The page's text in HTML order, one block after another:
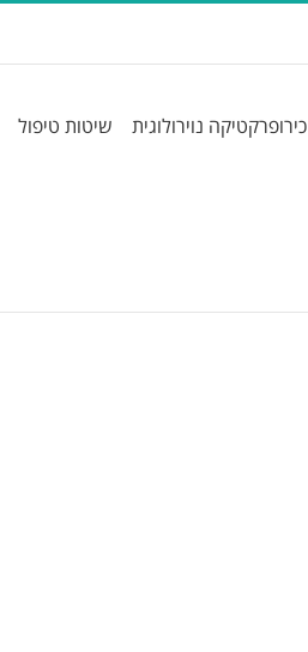
כירופרקטיקה נוירולוגית שיטות טיפול